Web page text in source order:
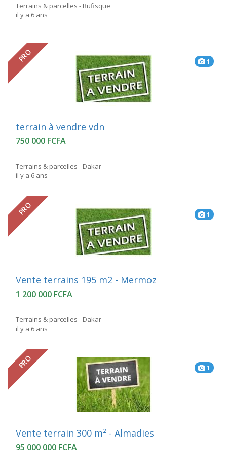
Terrains & parcelles - Rufisque
il y a 6 ans
PRO 1
terrain à vendre vdn
750 000 FCFA
Terrains & parcelles - Dakar
il y a 6 ans
PRO 1
Vente terrains 195 m2 - Mermoz
1 200 000 FCFA
Terrains & parcelles - Dakar
il y a 6 ans
PRO 1
Vente terrain 300 m² - Almadies
95 000 000 FCFA